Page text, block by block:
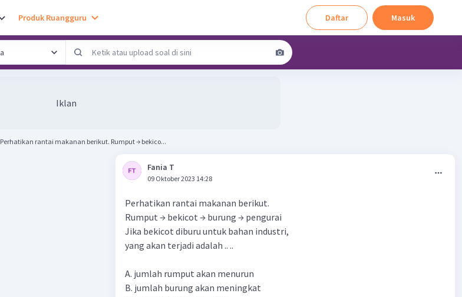
Produk Ruangguru Daftar Masuk
Iklan
Perhatikan rantai makanan berikut. Rumput → bekico...
Fania T
09 Oktober 2023 14:28
Perhatikan rantai makanan berikut.
Rumput → bekicot → burung → pengurai
Jika bekicot diburu untuk bahan industri,
yang akan terjadi adalah .. ..
A. jumlah rumput akan menurun
B. jumlah burung akan meningkat